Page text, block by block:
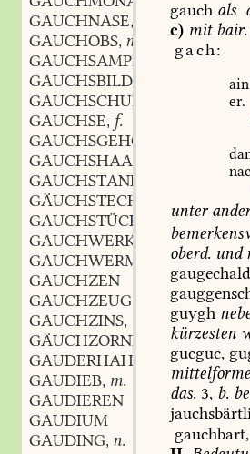
GAUCHNASE,
GAUCHOBS, n.
GAUCHSAMPFER
GAUCHSBILD
GAUCHSCHULE
GAUCHSE, f.
GAUCHSGEHÖRN
GAUCHSHAAR
GAUCHSTAND
GÄUCHSTECHER
GAUCHSTÜCK
GAUCHWERK
GAUCHWERMUT
GAUCHZEN
GAUCHZEUG
GAUCHZINS,
GÄUCHZORNIG
GAUDERHAHN
GAUDIEB, m.
GAUDIEREN
GAUDIUM
GAUDING, n.
gauch als
c) mitbair.
gach:
ain
er.
unter
oberd. und
guygh
kürzesten
gucguc,
das. 3, b.
gauchbart,